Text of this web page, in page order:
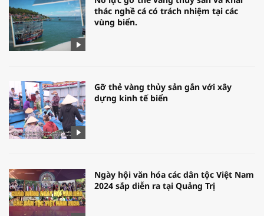
thác nghề cá có trách nhiệm tại các
vùng biển.
Gỡ thẻ vàng thủy sản gắn với xây
dựng kinh tế biển
Ngày hội văn hóa các dân tộc Việt Nam
2024 sắp diễn ra tại Quảng Trị